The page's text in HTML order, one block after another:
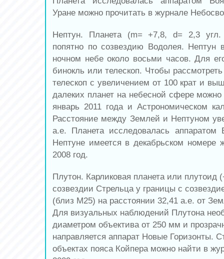
Уране можно прочитать в журнале
Нептун. Планета (m= +7,8, d= 2,3 угл.
попятно по созвездию Водолея. Нептун
ночном небе около восьми часов. Для
бинокль или телескоп. Чтобы
телескоп с увеличением от 100 крат и
далеких планет на небесной сфере
январь 2011 года и Астрономическом
Расстояние между Землей и Нептуном
а.е. Планета исследовалась аппаратом
Нептуне имеется в декабрьском номере
2008 год.
Плутон. Карликовая планета или плутоид
созвездии Стрельца у границы с
(близ M25) на расстоянии 32,41 а.е. от
Для визуальных наблюдений Плутона
диаметром объектива от 250 мм и
направляется аппарат Новые Горизонты.
объектах пояса Койпера можно найти в